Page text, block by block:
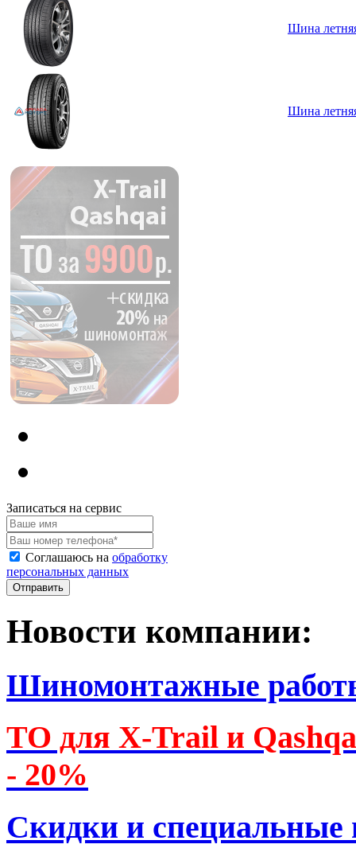
Шина
Шина
Записаться на сервис
Соглашаюсь на обработку
персональных данных
Новости компании:
Шиномонтажные
ТО для X-Trail и
- 20%
Скидки и специальные